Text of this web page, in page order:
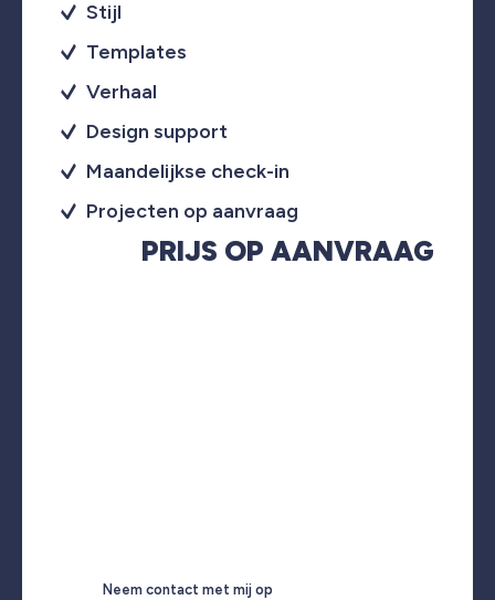
Stijl
Templates
Verhaal
Design support
Maandelijkse check-in
Projecten op aanvraag
PRIJS OP AANVRAAG
Neem contact met mij op